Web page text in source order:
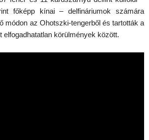
főképp kínai – delfináriumok számára
módon az Ohotszki-tengerből és tartották a
körülmények között.